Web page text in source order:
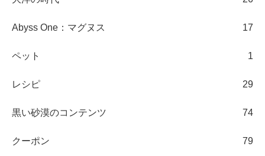
Abyss One：マグヌス 17
ペット 1
レシピ 29
黒い砂漠のコンテンツ 74
クーポン 79